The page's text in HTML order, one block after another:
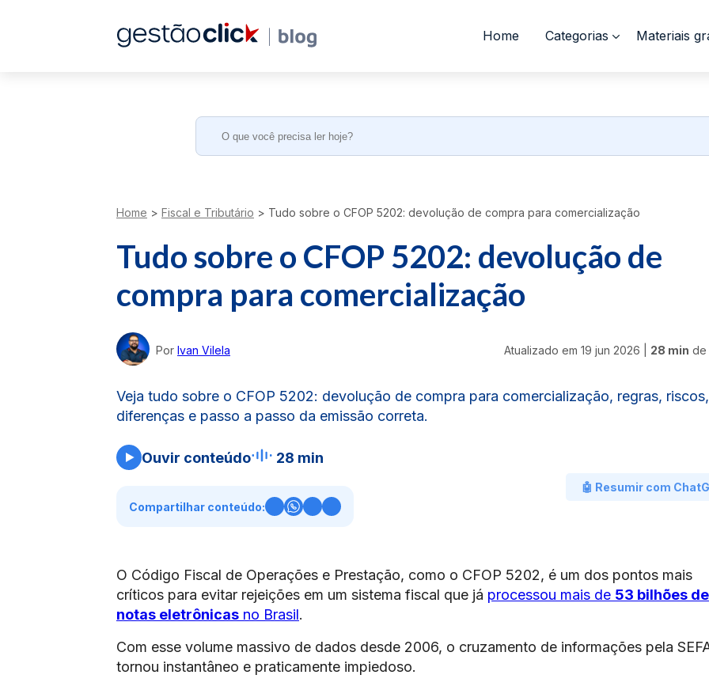
Home Categorias Materiais
Search
Home > Fiscal e Tributário > Tudo sobre o CFOP 5202: devolução de compra para comercialização
Tudo sobre o CFOP 5202: devolução de
compra para comercialização
Por Ivan Vilela Atualizado em 19 jun 2026 28 min de
Veja tudo sobre o CFOP 5202: devolução de compra para comercialização, regras, riscos,
diferenças e passo a passo da emissão correta.
Ouvir conteúdo 28 min
🤖 Resumir com
Compartilhar conteúdo:
O Código Fiscal de Operações e Prestação, como o CFOP 5202, é um dos pontos mais
críticos para evitar rejeições em um sistema fiscal que já processou mais de 53 bilhões de
notas eletrônicas no Brasil.
Com esse volume massivo de dados desde 2006, o cruzamento de informações pela
tornou instantâneo e praticamente impiedoso.